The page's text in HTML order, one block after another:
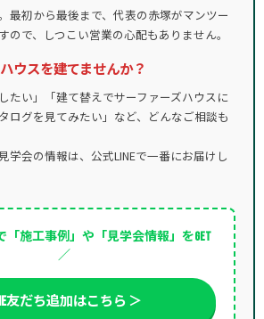
最初から最後まで、代表の赤塚がマンツー
ので、しつこい営業の心配もありません。
ウスを建てませんか？
たい」「建て替えでサーファーズハウスに
ログを見てみたい」など、どんなご相談も
学会の情報は、公式LINEで一番にお届けし
「施工事例」や「見学会情報」をGET
／
友だち追加はこちら ＞